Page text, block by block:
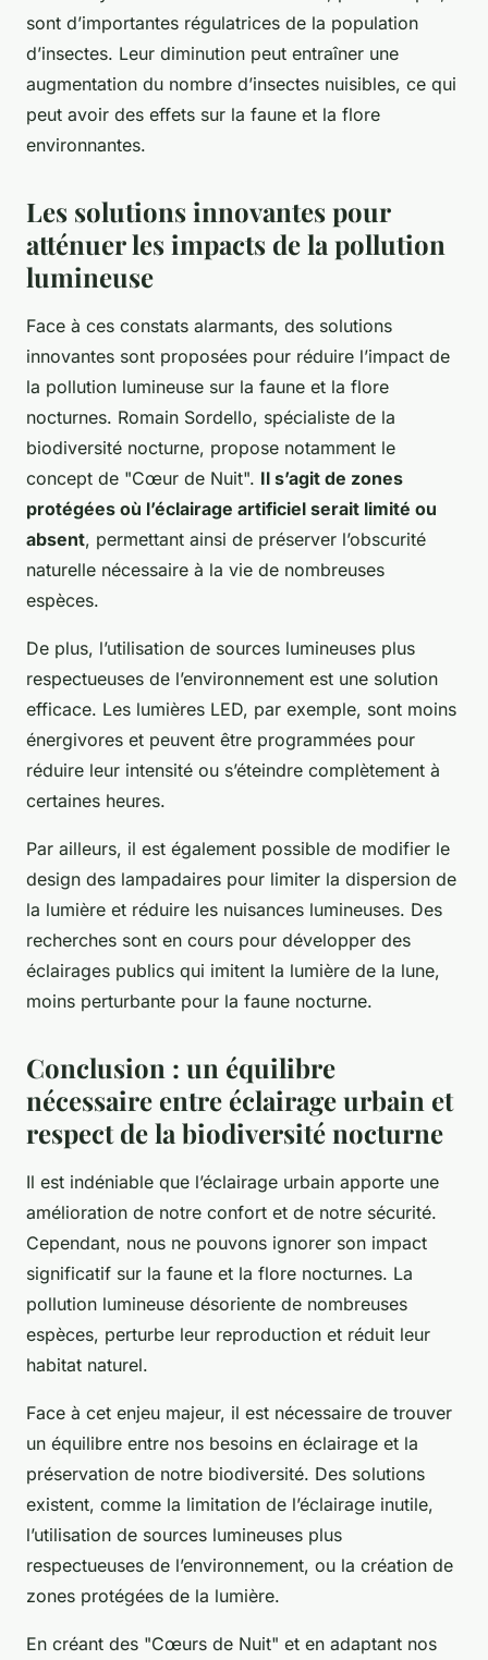
sont d’importantes régulatrices de la population
d’insectes. Leur diminution peut entraîner une
augmentation du nombre d’insectes nuisibles, ce qui
peut avoir des effets sur la faune et la flore
environnantes.
Les solutions innovantes pour
atténuer les impacts de la pollution
lumineuse
Face à ces constats alarmants, des solutions
innovantes sont proposées pour réduire l’impact de
la pollution lumineuse sur la faune et la flore
nocturnes. Romain Sordello, spécialiste de la
biodiversité nocturne, propose notamment le
concept de "Cœur de Nuit". Il s’agit de zones
protégées où l’éclairage artificiel serait limité ou
absent, permettant ainsi de préserver l’obscurité
naturelle nécessaire à la vie de nombreuses
espèces.
De plus, l’utilisation de sources lumineuses plus
respectueuses de l’environnement est une solution
efficace. Les lumières LED, par exemple, sont moins
énergivores et peuvent être programmées pour
réduire leur intensité ou s’éteindre complètement à
certaines heures.
Par ailleurs, il est également possible de modifier le
design des lampadaires pour limiter la dispersion de
la lumière et réduire les nuisances lumineuses. Des
recherches sont en cours pour développer des
éclairages publics qui imitent la lumière de la lune,
moins perturbante pour la faune nocturne.
Conclusion : un équilibre
nécessaire entre éclairage urbain et
respect de la biodiversité nocturne
Il est indéniable que l’éclairage urbain apporte une
amélioration de notre confort et de notre sécurité.
Cependant, nous ne pouvons ignorer son impact
significatif sur la faune et la flore nocturnes. La
pollution lumineuse désoriente de nombreuses
espèces, perturbe leur reproduction et réduit leur
habitat naturel.
Face à cet enjeu majeur, il est nécessaire de trouver
un équilibre entre nos besoins en éclairage et la
préservation de notre biodiversité. Des solutions
existent, comme la limitation de l’éclairage inutile,
l’utilisation de sources lumineuses plus
respectueuses de l’environnement, ou la création de
zones protégées de la lumière.
En créant des "Cœurs de Nuit" et en adaptant nos